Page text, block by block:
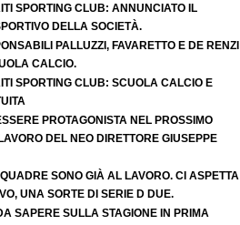
SPORTING CLUB: ANNUNCIATO IL
DELLA SOCIETÀ.
PALLUZZI, FAVARETTO E DE RENZI
CALCIO.
SPORTING CLUB: SCUOLA CALCIO E
PROTAGONISTA NEL PROSSIMO
DEL NEO DIRETTORE GIUSEPPE
SONO GIÀ AL LAVORO. CI ASPETTA
UNA SORTE DI SERIE D DUE.
SAPERE SULLA STAGIONE IN PRIMA